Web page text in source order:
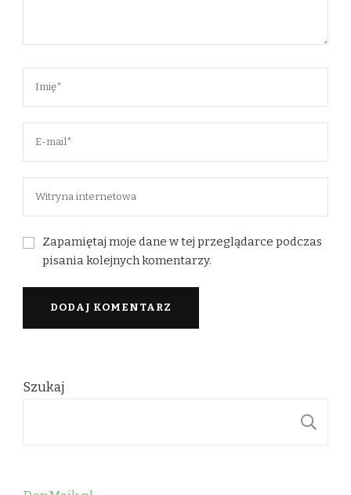
Zapamiętaj moje dane w tej przeglądarce podczas
pisania kolejnych komentarzy.
Szukaj